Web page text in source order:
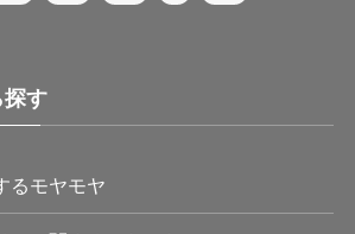
探す
るモヤモヤ